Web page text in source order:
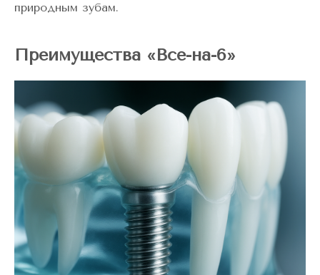
природным зубам.
Преимущества «Все-на-6»